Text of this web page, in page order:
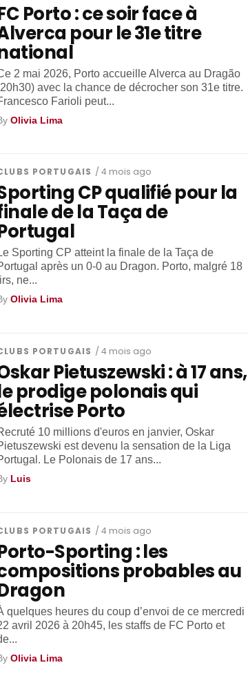
Porto : ce soir face à
pour le 31e titre
2 mai 2026, Porto accueille Alverca au Dragão
avec la chance de décrocher son 31e titre.
Farioli peut...
Olivia Lima
PORTUGAIS / 4 mois ago
CP qualifié pour la
de la Taça de
Sporting CP atteint la finale de la Taça de
après un 0-0 au Dragon. Porto, malgré 18
ne...
Olivia Lima
PORTUGAIS / 4 mois ago
Pietuszewski : à 17 ans,
prodige polonais qui
Porto
10 millions d'euros en janvier, Oskar
est devenu la sensation de la Liga
Le Polonais de 17 ans...
Luis
PORTUGAIS / 4 mois ago
Sporting : les
probables au
quelques heures du coup d’envoi de ce mercredi
avril 2026 à 20h45, les staffs de FC Porto et
Olivia Lima